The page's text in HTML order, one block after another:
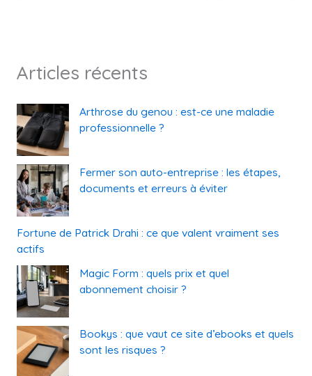
Articles récents
Arthrose du genou : est-ce une maladie
professionnelle ?
Fermer son auto-entreprise : les étapes,
documents et erreurs à éviter
Fortune de Patrick Drahi : ce que valent vraiment ses
actifs
Magic Form : quels prix et quel
abonnement choisir ?
Bookys : que vaut ce site d’ebooks et quels
sont les risques ?